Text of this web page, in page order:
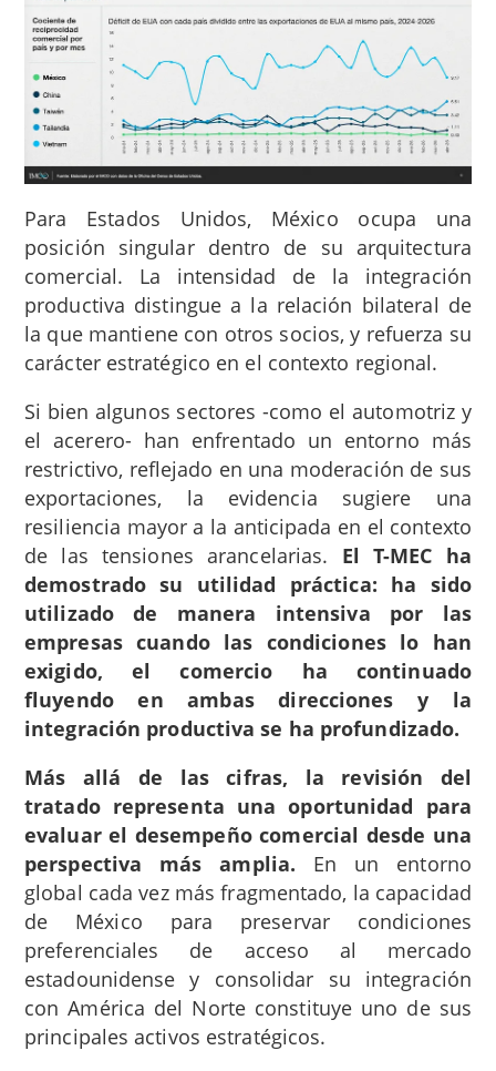
Para Estados Unidos, México ocupa una
posición singular dentro de su arquitectura
comercial. La intensidad de la integración
productiva distingue a la relación bilateral de
la que mantiene con otros socios, y refuerza su
carácter estratégico en el contexto regional.
Si bien algunos sectores -como el automotriz y
el acerero- han enfrentado un entorno más
restrictivo, reflejado en una moderación de sus
exportaciones, la evidencia sugiere una
resiliencia mayor a la anticipada en el contexto
de las tensiones arancelarias. El T-MEC ha
demostrado su utilidad práctica: ha sido
utilizado de manera intensiva por las
empresas cuando las condiciones lo han
exigido, el comercio ha continuado
fluyendo en ambas direcciones y la
integración productiva se ha profundizado.
Más allá de las cifras, la revisión del
tratado representa una oportunidad para
evaluar el desempeño comercial desde una
perspectiva más amplia. En un entorno
global cada vez más fragmentado, la capacidad
de México para preservar condiciones
preferenciales de acceso al mercado
estadounidense y consolidar su integración
con América del Norte constituye uno de sus
principales activos estratégicos.